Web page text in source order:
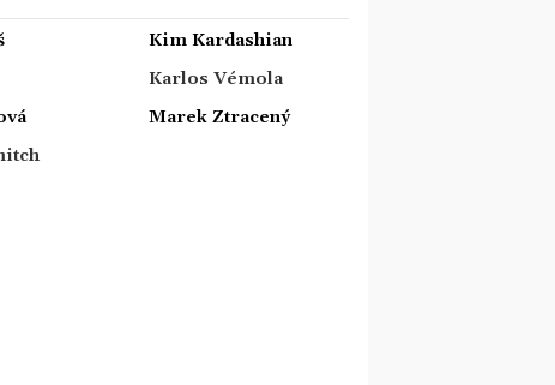
Kim Kardashian
Karlos Vémola
Marek Ztracený